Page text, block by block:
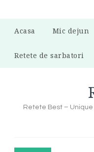
Acasa Mic dejun
Retete de sarbatori
Retete Best –